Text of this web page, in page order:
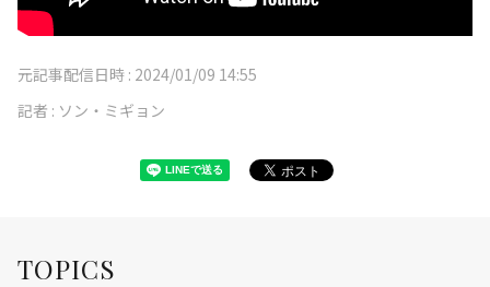
元記事配信日時 : 2024/01/09 14:55
記者 : ソン・ミギョン
TOPICS